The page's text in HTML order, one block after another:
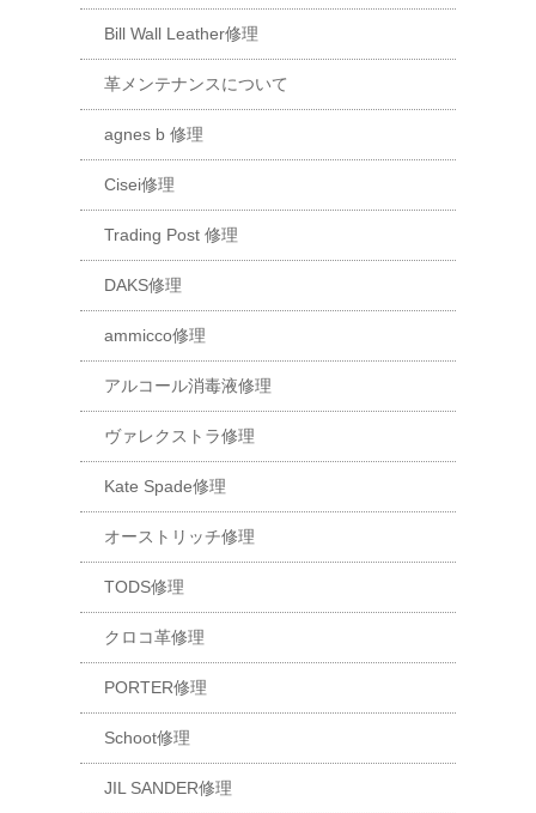
Bill Wall Leather修理
革メンテナンスについて
agnes b 修理
Cisei修理
Trading Post 修理
DAKS修理
ammicco修理
アルコール消毒液修理
ヴァレクストラ修理
Kate Spade修理
オーストリッチ修理
TODS修理
クロコ革修理
PORTER修理
Schoot修理
JIL SANDER修理